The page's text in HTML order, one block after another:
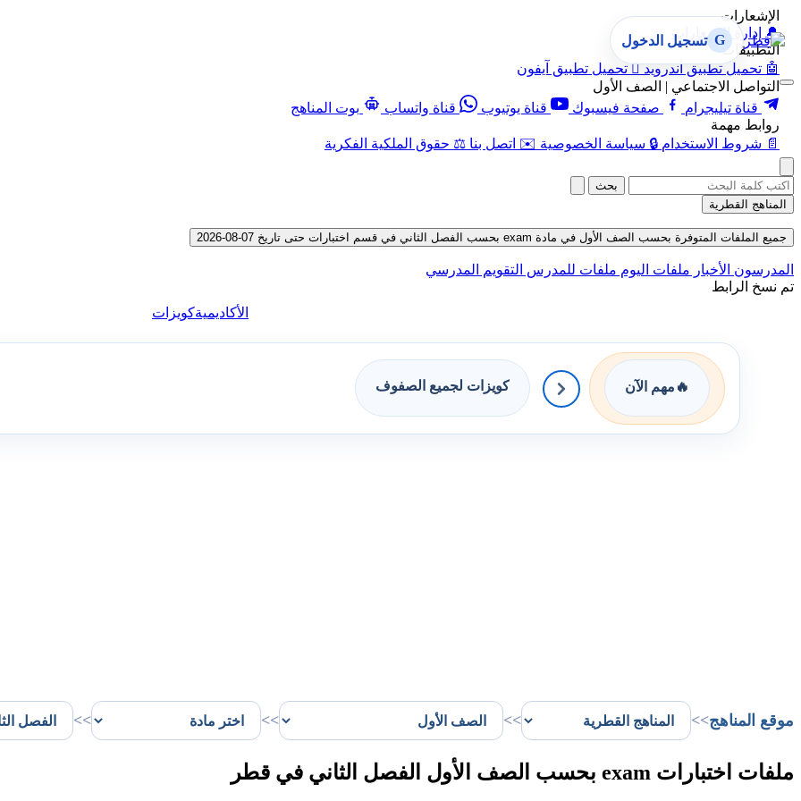
الإشعارات
🔔 إدارة الإشعارات
التطبيقات
🤖 تحميل تطبيق أندرويد  تحميل تطبيق آيفون
التواصل الاجتماعي | الصف الأول
قناة تيليجرام
صفحة فيسبوك قناة يوتيوب قناة واتساب
بوت المناهج
روابط مهمة
📄 شروط الاستخدام 🔒 سياسة الخصوصية ✉️ اتصل بنا ⚖️ حقوق الملكية الفكرية
G تسجيل الدخول
بحث
المناهج القطرية
جميع الملفات المتوفرة بحسب الصف الأول في مادة exam بحسب الفصل الثاني في قسم اختبارات حتى تاريخ 07-08-2026
المدرسون الأخبار ملفات اليوم ملفات للمدرس التقويم المدرسي
تم نسخ الرابط
الأكاديميةكويزات
🔥 مهم الآن كويزات لجميع الصفوف
موقع المناهج>>
>>
>>
>>
ملفات اختبارات exam بحسب الصف الأول الفصل الثاني في قطر